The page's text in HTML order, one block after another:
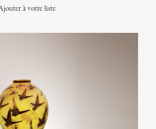
à votre liste